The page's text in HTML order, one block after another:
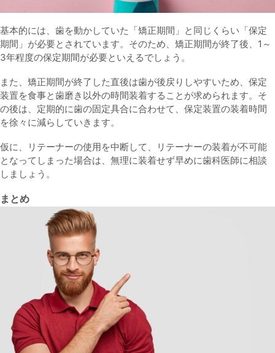
基本的には、歯を動かしていた「矯正期間」と同じくらい「保定
期間」が必要とされています。そのため、矯正期間が終了後、1～
3年程度の保定期間が必要といえるでしょう。
また、矯正期間が終了した直後は歯が後戻りしやすいため、保定
装置を食事と歯磨き以外の時間装着することが求められます。そ
の後は、定期的に歯の固定具合に合わせて、保定装置の装着時間
を徐々に減らしていきます。
仮に、リテーナーの使用を中断して、リテーナーの装着が不可能
となってしまった場合は、無理に装着せず早めに歯科医師に相談
しましょう。
まとめ